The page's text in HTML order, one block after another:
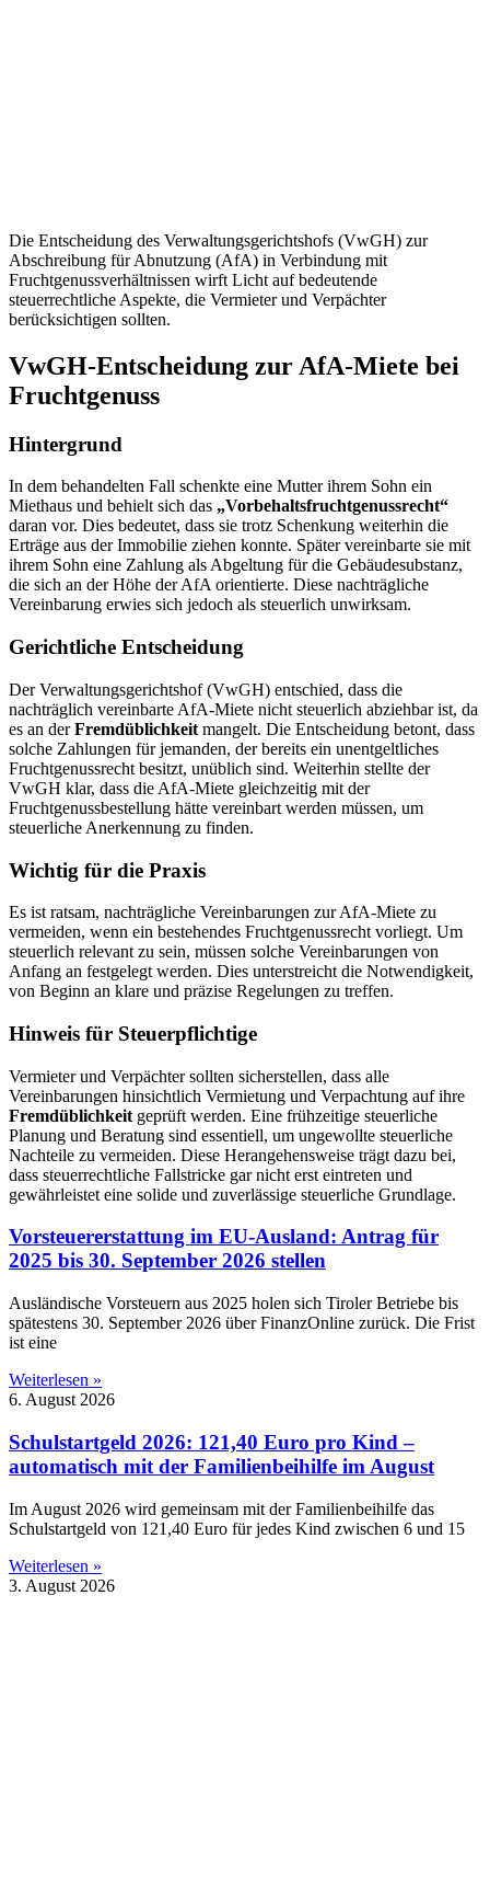
Die Entscheidung des Verwaltungsgerichtshofs (VwGH) zur
Abschreibung für Abnutzung (AfA) in Verbindung mit
Fruchtgenussverhältnissen wirft Licht auf bedeutende
steuerrechtliche Aspekte, die Vermieter und Verpächter
berücksichtigen sollten.
VwGH-Entscheidung zur AfA-Miete bei
Fruchtgenuss
Hintergrund
In dem behandelten Fall schenkte eine Mutter ihrem Sohn ein
Miethaus und behielt sich das „Vorbehaltsfruchtgenussrecht“
daran vor. Dies bedeutet, dass sie trotz Schenkung weiterhin die
Erträge aus der Immobilie ziehen konnte. Später vereinbarte sie mit
ihrem Sohn eine Zahlung als Abgeltung für die Gebäudesubstanz,
die sich an der Höhe der AfA orientierte. Diese nachträgliche
Vereinbarung erwies sich jedoch als steuerlich unwirksam.
Gerichtliche Entscheidung
Der Verwaltungsgerichtshof (VwGH) entschied, dass die
nachträglich vereinbarte AfA-Miete nicht steuerlich abziehbar ist, da
es an derFremdüblichkeit mangelt. Die Entscheidung betont, dass
solche Zahlungen für jemanden, der bereits ein unentgeltliches
Fruchtgenussrecht besitzt, unüblich sind. Weiterhin stellte der
VwGH klar, dass die AfA-Miete gleichzeitig mit der
Fruchtgenussbestellung hätte vereinbart werden müssen, um
steuerliche Anerkennung zu finden.
Wichtig für die Praxis
Es ist ratsam, nachträgliche Vereinbarungen zur AfA-Miete zu
vermeiden, wenn ein bestehendes Fruchtgenussrecht vorliegt. Um
steuerlich relevant zu sein, müssen solche Vereinbarungen von
Anfang an festgelegt werden. Dies unterstreicht die Notwendigkeit,
von Beginn an klare und präzise Regelungen zu treffen.
Hinweis für Steuerpflichtige
Vermieter und Verpächter sollten sicherstellen, dass alle
Vereinbarungen hinsichtlich Vermietung und Verpachtung auf ihre
Fremdüblichkeit geprüft werden. Eine frühzeitige steuerliche
Planung und Beratung sind essentiell, um ungewollte steuerliche
Nachteile zu vermeiden. Diese Herangehensweise trägt dazu bei,
dass steuerrechtliche Fallstricke gar nicht erst eintreten und
gewährleistet eine solide und zuverlässige steuerliche Grundlage.
Vorsteuererstattung im EU-Ausland: Antrag für
2025 bis 30. September 2026 stellen
Ausländische Vorsteuern aus 2025 holen sich Tiroler Betriebe bis
spätestens 30. September 2026 über FinanzOnline zurück. Die Frist
ist eine
Weiterlesen »
6. August 2026
Schulstartgeld 2026: 121,40 Euro pro Kind –
automatisch mit der Familienbeihilfe im August
Im August 2026 wird gemeinsam mit der Familienbeihilfe das
Schulstartgeld von 121,40 Euro für jedes Kind zwischen 6 und 15
Weiterlesen »
3. August 2026